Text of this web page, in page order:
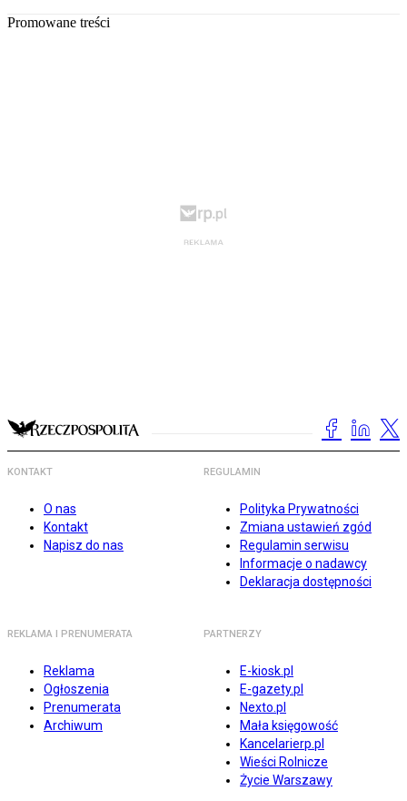
Promowane treści
KONTAKT
O nas
Kontakt
Napisz do nas
REGULAMIN
Polityka Prywatności
Zmiana ustawień zgód
Regulamin serwisu
Informacje o nadawcy
Deklaracja dostępności
REKLAMA I PRENUMERATA
Reklama
Ogłoszenia
Prenumerata
Archiwum
PARTNERZY
E-kiosk.pl
E-gazety.pl
Nexto.pl
Mała księgowość
Kancelarierp.pl
Wieści Rolnicze
Życie Warszawy